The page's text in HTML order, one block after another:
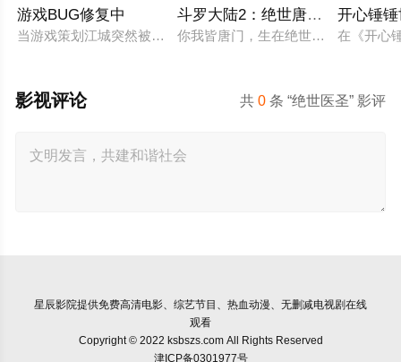
游戏BUG修复中
当游戏策划江城突然被拉进自己精心打造的数字世界时，他原
斗罗大陆2：绝世唐门2023
你我皆唐门，生在绝世中——腾讯视
开心锤
在《开心
共0 条 “绝世医圣” 影评
影视评论
星辰影院提供免费高清电影、综艺节目、热血动漫、无删减电视剧在线
观看
Copyright © 2022 ksbszs.com All Rights Reserved
津ICP备0301977号